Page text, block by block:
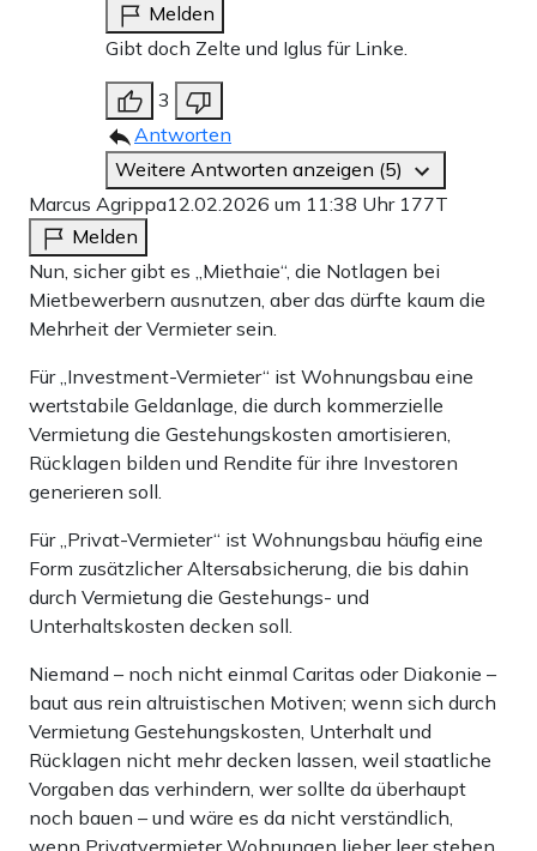
Melden
Gibt doch Zelte und Iglus für Linke.
3
Antworten
Weitere Antworten anzeigen (5)
Marcus Agrippa12.02.2026 um 11:38 Uhr 177T
Melden
Nun, sicher gibt es „Miethaie“, die Notlagen bei
Mietbewerbern ausnutzen, aber das dürfte kaum die
Mehrheit der Vermieter sein.
Für „Investment-Vermieter“ ist Wohnungsbau eine
wertstabile Geldanlage, die durch kommerzielle
Vermietung die Gestehungskosten amortisieren,
Rücklagen bilden und Rendite für ihre Investoren
generieren soll.
Für „Privat-Vermieter“ ist Wohnungsbau häufig eine
Form zusätzlicher Altersabsicherung, die bis dahin
durch Vermietung die Gestehungs- und
Unterhaltskosten decken soll.
Niemand – noch nicht einmal Caritas oder Diakonie –
baut aus rein altruistischen Motiven; wenn sich durch
Vermietung Gestehungskosten, Unterhalt und
Rücklagen nicht mehr decken lassen, weil staatliche
Vorgaben das verhindern, wer sollte da überhaupt
noch bauen – und wäre es da nicht verständlich,